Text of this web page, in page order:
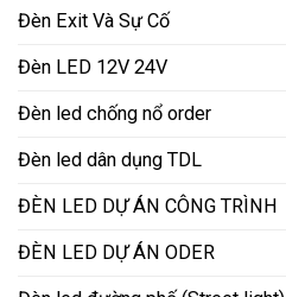
Đèn Exit Và Sự Cố
Đèn LED 12V 24V
Đèn led chống nổ order
Đèn led dân dụng TDL
ĐÈN LED DỰ ÁN CÔNG TRÌNH
ĐÈN LED DỰ ÁN ODER